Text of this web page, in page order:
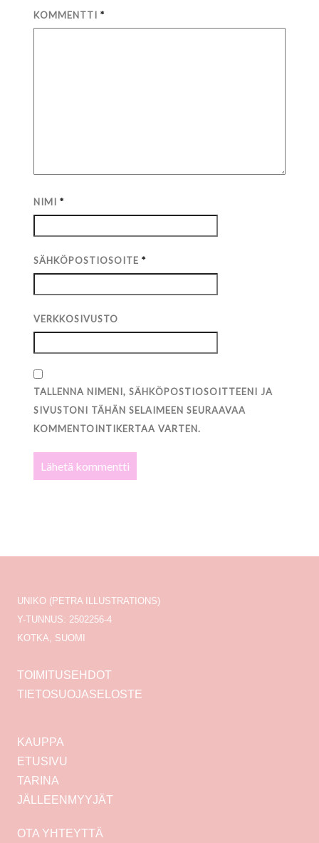
KOMMENTTI*
NIMI*
SÄHKÖPOSTIOSOITE*
VERKKOSIVUSTO
TALLENNA NIMENI, SÄHKÖPOSTIOSOITTEENI JA
SIVUSTONI TÄHÄN SELAIMEEN SEURAAVAA
KOMMENTOINTIKERTAA VARTEN.
UNIKO (PETRA ILLUSTRATIONS)
Y-TUNNUS: 2502256-4
KOTKA, SUOMI
TOIMITUSEHDOT
TIETOSUOJASELOSTE
KAUPPA
ETUSIVU
TARINA
JÄLLEENMYYJÄT
OTA YHTEYTTÄ